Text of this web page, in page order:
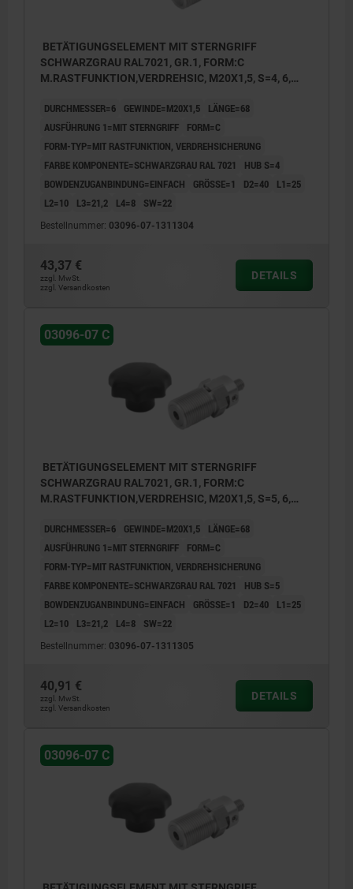
1) Bowdenzuganbindung einfach
3) Bowdenzuganbindung einfach mit
BETÄTIGUNGSELEMENT MIT STERNGRIFF
SCHWARZGRAU RAL7021, GR.1, FORM:C
M.RASTFUNKTION,VERDREHSIC, M20X1,5, S=4, 6,
DURCHMESSER=6 GEWINDE=M20X1,5
LÄNGE=68
AUSFÜHRUNG 1=MIT STERNGRIFF
FORM=C
FORM-TYP=MIT RASTFUNKTION, VERDREHSICHERUNG
FARBE KOMPONENTE=SCHWARZGRAU RAL 7021
HUB S=4
BOWDENZUGANBINDUNG=EINFACH
GRÖSSE=1 D2=40
L1=25
L2=10
L3=21,2 L4=8 SW=22
Bestellnummer: 03096-07-1311304
43,37 €
zzgl. MwSt.
zzgl. Versandkosten
DETAILS
03096-07 C
BETÄTIGUNGSELEMENT MIT STERNGRIFF
SCHWARZGRAU RAL7021, GR.1, FORM:C
M.RASTFUNKTION,VERDREHSIC, M20X1,5, S=5, 6,
DURCHMESSER=6 GEWINDE=M20X1,5
LÄNGE=68
AUSFÜHRUNG 1=MIT STERNGRIFF
FORM=C
FORM-TYP=MIT RASTFUNKTION, VERDREHSICHERUNG
FARBE KOMPONENTE=SCHWARZGRAU RAL 7021
HUB S=5
BOWDENZUGANBINDUNG=EINFACH
GRÖSSE=1 D2=40
L1=25
L2=10
L3=21,2 L4=8 SW=22
Bestellnummer: 03096-07-1311305
40,91 €
zzgl. MwSt.
zzgl. Versandkosten
DETAILS
03096-07 C